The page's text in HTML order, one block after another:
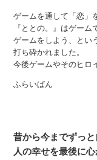
ゲームを通して「恋」
『ととの。』はゲーム
ゲームをしよう、とい
打ち砕かれました。
今後ゲームやそのヒロ
ふらいぱん
昔から今までずっ
人の幸せを最後に